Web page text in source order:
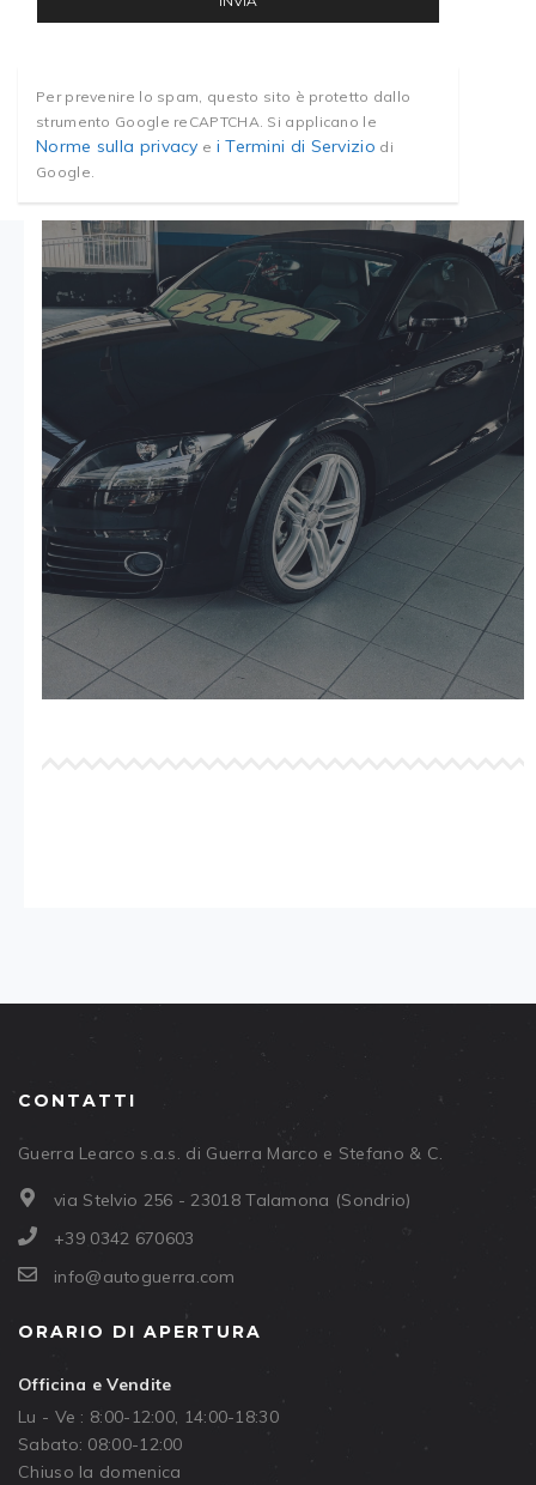
Per prevenire lo spam, questo sito è protetto dallo
strumento Google reCAPTCHA. Si applicano le
Norme sulla privacy e i Termini di Servizio di
Google.
CONTATTI
Guerra Learco s.a.s. di Guerra Marco e Stefano & C.
via Stelvio 256 - 23018 Talamona (Sondrio)
+39 0342 670603
info@autoguerra.com
ORARIO DI APERTURA
Officina e Vendite
Lu - Ve : 8:00-12:00, 14:00-18:30
Sabato: 08:00-12:00
Chiuso la domenica